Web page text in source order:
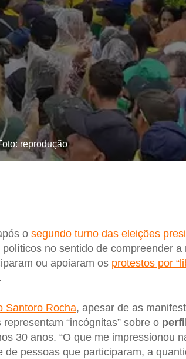
reprodução
o segundo turno das eleições
no sentido de compreender a
ou apoiaram os protestos por
Santoro Rocha, apesar de as
“incógnitas” sobre o
30 anos. “O que me impressionou
pessoas que participaram, a